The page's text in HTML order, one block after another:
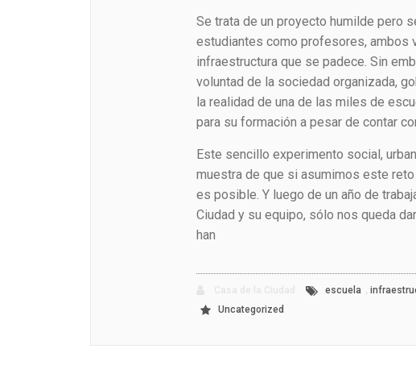
Se trata de un proyecto humilde pero
estudiantes como profesores, ambos
infraestructura que se padece. Sin
voluntad de la sociedad organizada,
la realidad de una de las miles de
para su formación a pesar de contar
Este sencillo experimento social,
muestra de que si asumimos este
es posible. Y luego de un año de
Ciudad y su equipo, sólo nos queda
han
escuela
Uncategorized